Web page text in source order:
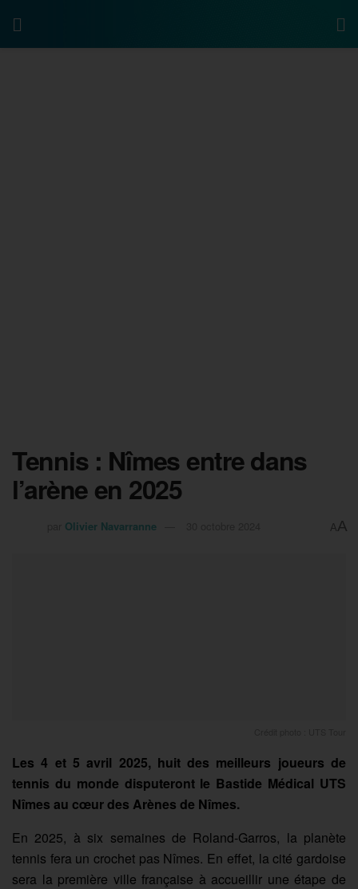
Tennis : Nîmes entre dans
l’arène en 2025
Olivier Navarranne AA
Les 4 et 5 avril 2025, huit des meilleurs joueurs de
tennis du monde disputeront le Bastide Médical UTS
Nîmes au cœur des Arènes de Nîmes.
En 2025, à six semaines de Roland-Garros, la planète
tennis fera un crochet pas Nîmes. En effet, la cité gardoise
sera la première ville française à accueillir une étape de